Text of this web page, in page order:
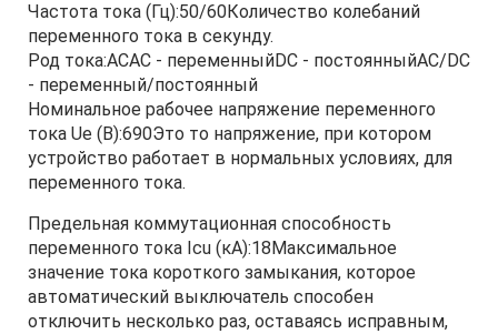
Частота тока (Гц):50/60Количество колебаний
переменного тока в секунду.
Род тока:ACAC - переменныйDC - постоянныйAC/DC
- переменный/постоянный
Номинальное рабочее напряжение переменного
тока Ue (В):690Это то напряжение, при котором
устройство работает в нормальных условиях, для
переменного тока.
Предельная коммутационная способность
переменного тока Icu (кА):18Максимальное
значение тока короткого замыкания, которое
автоматический выключатель способен
отключить несколько раз, оставаясь исправным,